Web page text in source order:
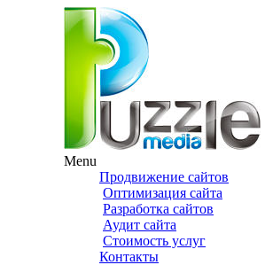
Menu
Продвижение сайтов
Оптимизация сайта
Разработка сайтов
Аудит сайта
Стоимость услуг
Контакты